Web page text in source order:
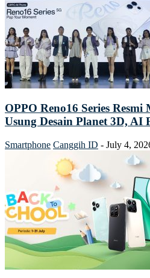
OPPO Reno16 Series
Usung Desain Planet 3D, AI
Smartphone Canggih ID - July 4,